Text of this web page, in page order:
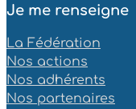
Je me renseigne
La Fédération
Nos actions
Nos adhérents
Nos partenaires